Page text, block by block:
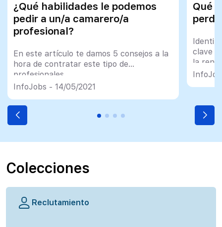
¿Qué habilidades le podemos
pedir a un/a camarero/a
profesional?
En este artículo te damos 5 consejos a la
hora de contratar este tipo de
profesionales
InfoJobs - 14/05/2021
Qué
clave
la
Colecciones
Reclutamiento